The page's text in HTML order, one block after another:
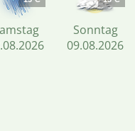
Sonntag
09.08.2026